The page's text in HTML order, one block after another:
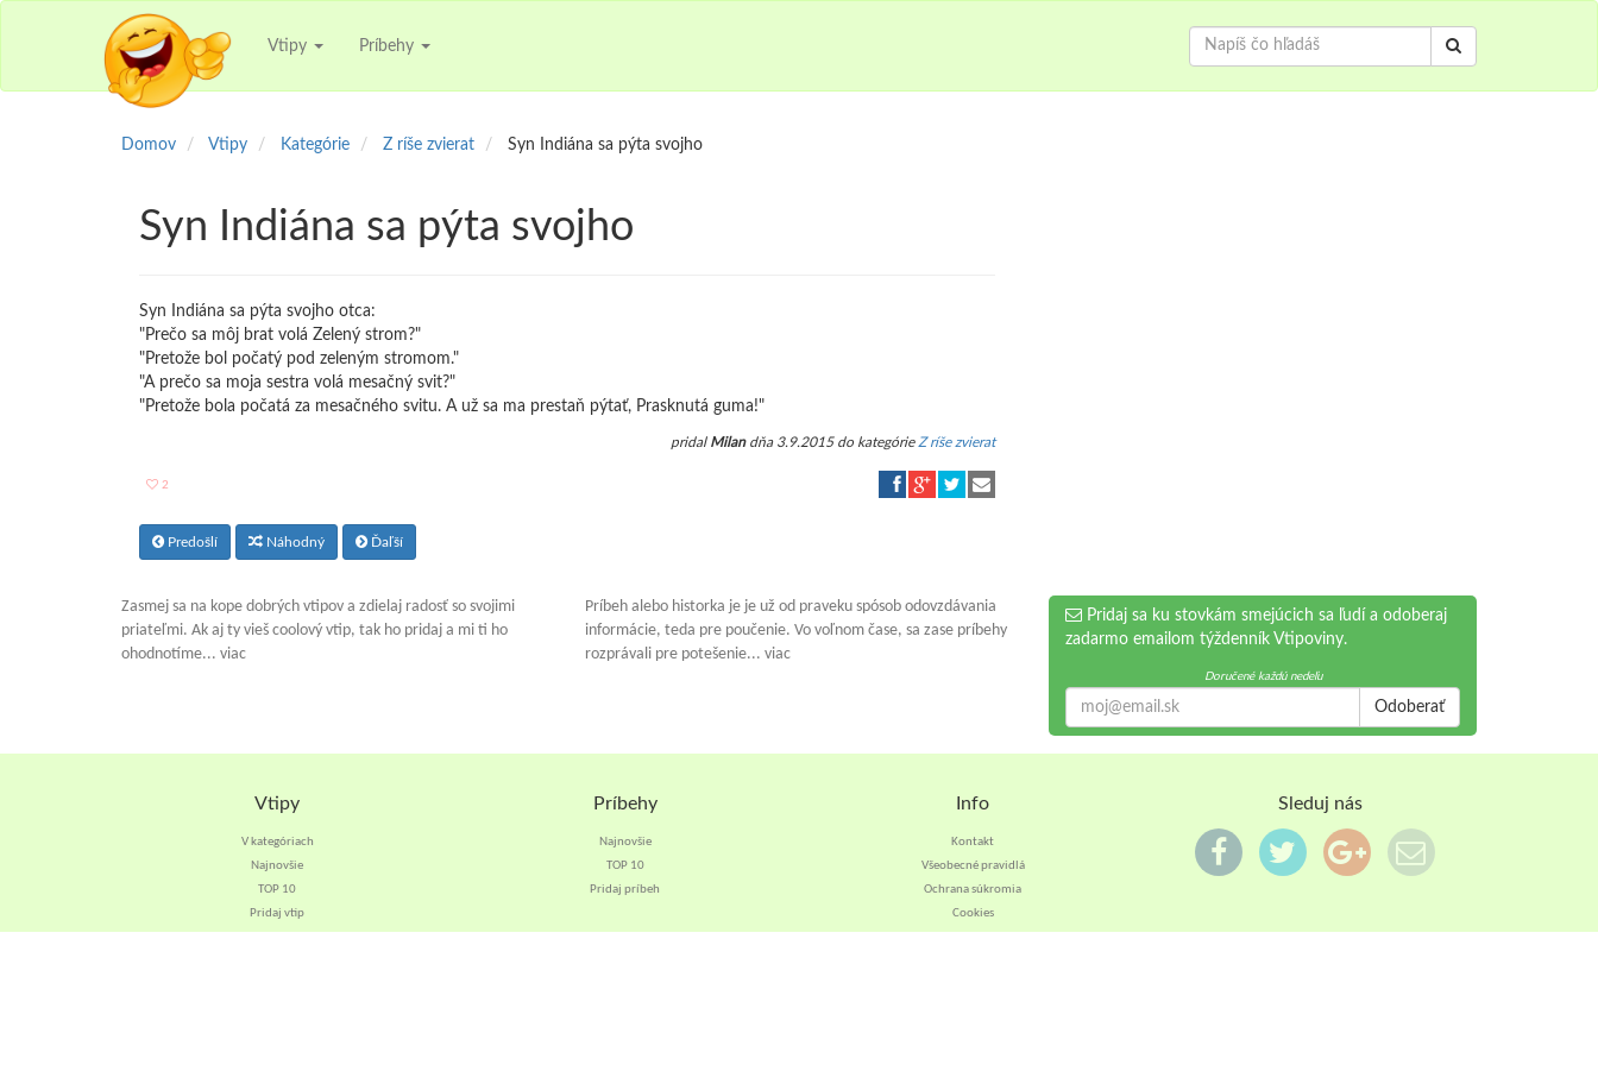
Vtipy Príbehy
Domov Vtipy Kategórie Z ríše zvierat Syn Indiána sa pýta svojho
Syn Indiána sa pýta svojho
Syn Indiána sa pýta svojho otca:
"Prečo sa môj brat volá Zelený strom?"
"Pretože bol počatý pod zeleným stromom."
"A prečo sa moja sestra volá mesačný svit?"
"Pretože bola počatá za mesačného svitu. A už sa ma prestaň pýtať, Prasknutá guma!"
pridal Milandňa 3.9.2015 do kategórie Z ríše zvierat
2
Predošlí Náhodný Ďaľší
Zasmej sa na kope dobrých vtipov a zdielaj radosť so svojimi
priateľmi. Ak aj ty vieš coolový vtip, tak ho pridaj a mi ti ho
ohodnotíme... viac
Príbeh alebo historka je je už od praveku spósob odovzdávania
informácie, teda pre poučenie. Vo voľnom čase, sa zase príbehy
rozprávali pre potešenie... viac
Pridaj sa ku stovkám smejúcich sa ľudí a odoberaj
zadarmo emailom týždenník Vtipoviny.
Doručené každú nedeľu
Odoberať
Vtipy
V kategóriach
Najnovšie
TOP 10
Pridaj vtip
Príbehy
Najnovšie
TOP 10
Pridaj príbeh
Info
Kontakt
Všeobecné pravidlá
Ochrana súkromia
Cookies
Sleduj nás